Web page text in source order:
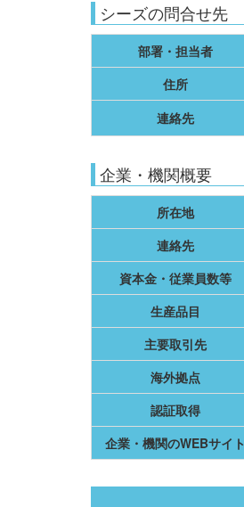
シーズの問合せ先
部署・担当者
住所
連絡先
企業・機関概要
所在地
連絡先
資本金・従業員数等
生産品目
主要取引先
海外拠点
認証取得
企業・機関のWEBサイト